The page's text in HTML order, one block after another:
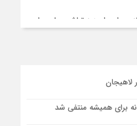
یا هزینه‌تراشی برای چای
لاهیجان
برای همیشه منتفی شد